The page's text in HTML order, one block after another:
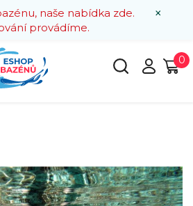
×
naše nabídka zde.
provádíme.
0